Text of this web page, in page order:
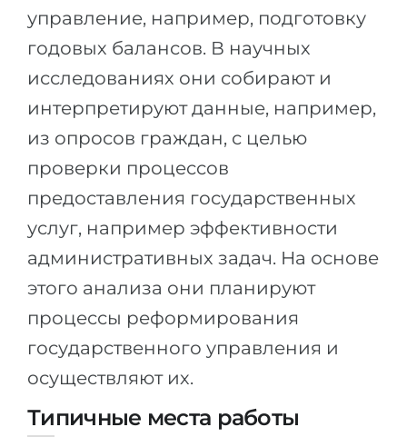
КОНСУЛЬТАЦИЯ!
ЗАПИСАТЬСЯ НА КОНСУЛЬТАЦИЮ
управление, например, подготовку
годовых балансов. В научных
исследованиях они собирают и
интерпретируют данные, например,
из опросов граждан, с целью
проверки процессов
предоставления государственных
услуг, например эффективности
административных задач. На основе
этого анализа они планируют
процессы реформирования
государственного управления и
осуществляют их.
Типичные места работы